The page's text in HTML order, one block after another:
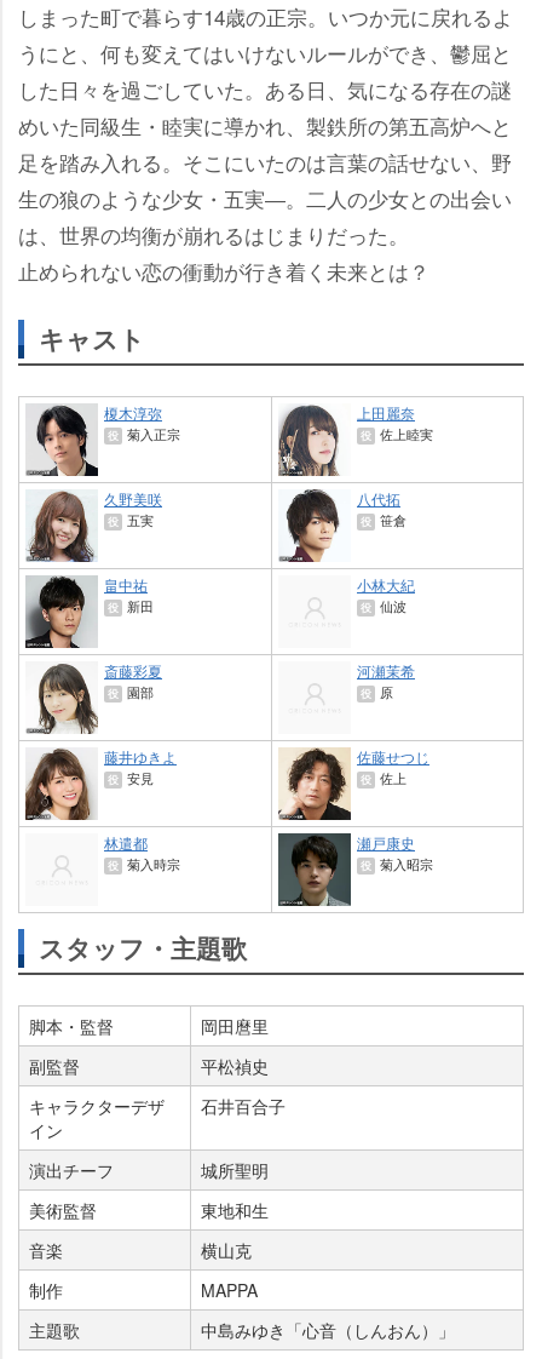
しまった町で暮らす14歳の正宗。いつか元に戻れるよ
うにと、何も変えてはいけないルールができ、鬱屈と
した日々を過ごしていた。ある日、気になる存在の謎
めいた同級生・睦実に導かれ、製鉄所の第五高炉へと
足を踏み入れる。そこにいたのは言葉の話せない、野
生の狼のような少女・五実―。二人の少女との出会い
は、世界の均衡が崩れるはじまりだった。
止められない恋の衝動が行き着く未来とは？
キャスト
榎木淳弥
役 菊入正宗
上田麗奈
役 佐上睦実
久野美咲
役 五実
八代拓
役 笹倉
畠中祐
役 新田
小林大紀
役 仙波
斎藤彩夏
役 園部
河瀬茉希
役 原
藤井ゆきよ
役 安見
佐藤せつじ
役 佐上
林遣都
役 菊入時宗
瀬戸康史
役 菊入昭宗
スタッフ・主題歌
脚本・監督
岡田麿里
副監督
平松禎史
キャラクターデザ
イン
石井百合子
演出チーフ
城所聖明
美術監督
東地和生
音楽
横山克
制作
MAPPA
主題歌
中島みゆき「心音（しんおん）」